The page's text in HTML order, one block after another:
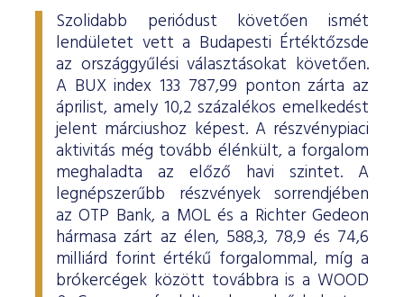
Szolidabb periódust követően ismét
lendületet vett a Budapesti Értéktőzsde
az országgyűlési választásokat követően.
A BUX index 133 787,99 ponton zárta az
áprilist, amely 10,2 százalékos emelkedést
jelent márciushoz képest. A részvénypiaci
aktivitás még tovább élénkült, a forgalom
meghaladta az előző havi szintet. A
legnépszerűbb részvények sorrendjében
az OTP Bank, a MOL és a Richter Gedeon
hármasa zárt az élen, 588,3, 78,9 és 74,6
milliárd forint értékű forgalommal, míg a
brókercégek között továbbra is a WOOD